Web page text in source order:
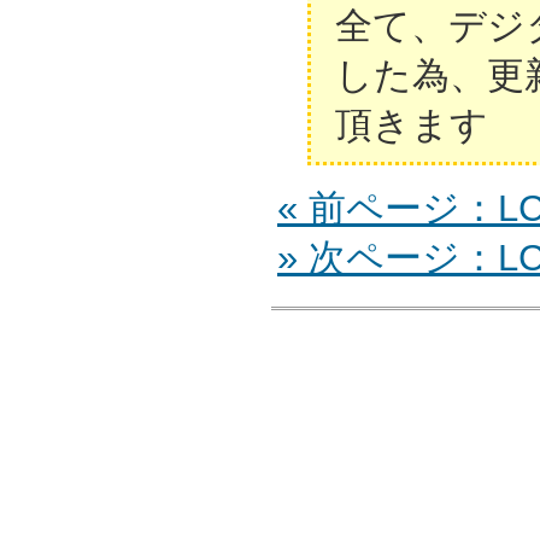
全て、デジ
した為、
頂きます
« 前ページ：
» 次ページ：